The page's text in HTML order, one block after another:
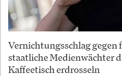
Vernichtungsschlag gegen
staatliche Medienwächter
Kaffeetisch erdrosseln